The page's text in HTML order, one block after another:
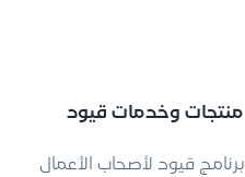
منتجات وخدمات قيود
برنامج قيود لأصحاب الأعمال